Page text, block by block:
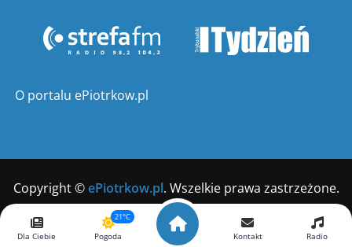
O portalu ePiotrkow.pl
Copyright ©ePiotrkow.pl. Wszelkie prawa zastrzeżone.
Wykonaniexnc.pl
Dla Ciebie
21°C
Pogoda Kontakt Radio